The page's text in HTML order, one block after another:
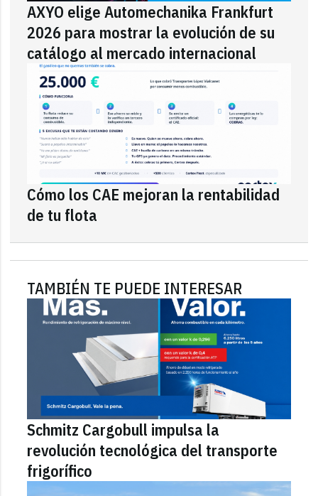
AXYO elige Automechanika Frankfurt
2026 para mostrar la evolución de su
catálogo al mercado internacional
Cómo los CAE mejoran la rentabilidad
de tu flota
TAMBIÉN TE PUEDE INTERESAR
Schmitz Cargobull impulsa la
revolución tecnológica del transporte
frigorífico